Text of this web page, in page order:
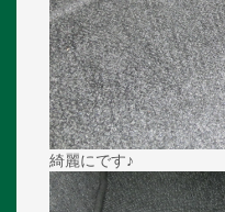
綺麗にです♪